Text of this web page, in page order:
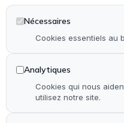
Autre
Réalisations
Plan de site
Nécessaires
Cookies essentiels au
Analytiques
Cookies qui nous
utilisez notre site.